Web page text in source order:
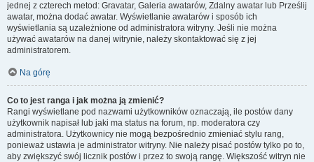
jednej z czterech metod: Gravatar, Galeria awatarów, Zdalny awatar lub Prześlij
awatar, można dodać awatar. Wyświetlanie awatarów i sposób ich
wyświetlania są uzależnione od administratora witryny. Jeśli nie można
używać awatarów na danej witrynie, należy skontaktować się z jej
administratorem.
Na górę
Co to jest ranga i jak można ją zmienić?
Rangi wyświetlane pod nazwami użytkowników oznaczają, ile postów dany
użytkownik napisał lub jaki ma status na forum, np. moderatora czy
administratora. Użytkownicy nie mogą bezpośrednio zmieniać stylu rang,
ponieważ ustawia je administrator witryny. Nie należy pisać postów tylko po to,
aby zwiększyć swój licznik postów i przez to swoją rangę. Większość witryn nie